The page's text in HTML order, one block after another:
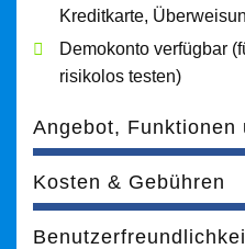
Kreditkarte,
Demokonto verfügbar
risikolos testen)
Angebot, Funktionen
Kosten & Gebühren